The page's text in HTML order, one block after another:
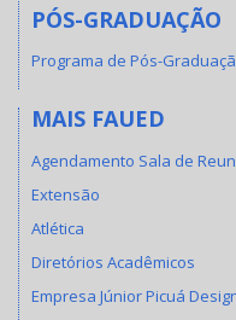
PÓS-GRADUAÇÃO
Programa de Pós-
MAIS FAUED
Agendamento Sala de
Extensão
Atlética
Diretórios Acadêmicos
Empresa Júnior Picuá